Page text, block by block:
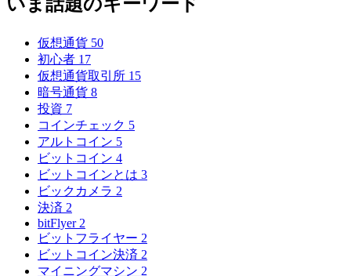
仮想通貨 50
初心者 17
仮想通貨取引所 15
暗号通貨 8
投資 7
コインチェック 5
アルトコイン 5
ビットコイン 4
ビットコインとは 3
ビックカメラ 2
決済 2
bitFlyer 2
ビットフライヤー 2
ビットコイン決済 2
マイニングマシン 2